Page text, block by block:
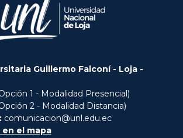
Guillermo Falconí - Loja -
1 - Modalidad Presencial)
2 - Modalidad Distancia)
comunicacion@unl.edu.ec
el mapa